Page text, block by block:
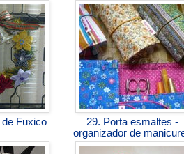
de Fuxico
29. Porta esmaltes -
organizador de